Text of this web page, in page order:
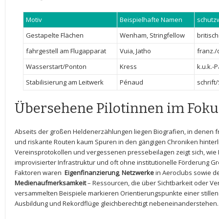
Motiv Beispielhafte Namen
Gestapelte Flächen
Wenham, Stringfellow
fahrgestell ⁢am Flugapparat
Vuia, ⁤Jatho
franz./
Wasserstart/Ponton
Kress
k.u.k.-
Stabilisierung am Leitwerk
Pénaud
Übersehene Pilotinnen ⁢im
Abseits der großen Heldenerzählungen liegen Biografien, in denen
und‍ riskante Routen kaum Spuren in den gängigen Chroniken
Vereinsprotokollen und vergessenen pressebeilagen zeigt sich,
improvisierter Infrastruktur und oft ohne institutionelle Förderung
Faktoren waren ​ Eigenfinanzierung,⁣Netzwerkein Aeroclubs sowie
Medienaufmerksamkeit– Ressourcen, die⁤ über‌ Sichtbarkeit oder
versammelten Beispiele markieren Orientierungspunkte einer
Ausbildung⁣ und Rekordflüge gleichberechtigt nebeneinanderstehen.